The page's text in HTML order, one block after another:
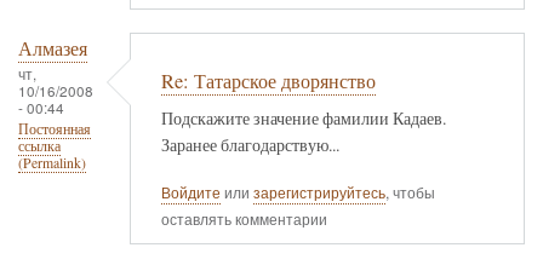
Алмазея
чт,
10/16/2008
- 00:44
Постоянная
ссылка
(Permalink)
Re: Татарское дворянство
Подскажите значение фамилии Кадаев.
Заранее благодарствую...
Войдите или зарегистрируйтесь, чтобы
оставлять комментарии